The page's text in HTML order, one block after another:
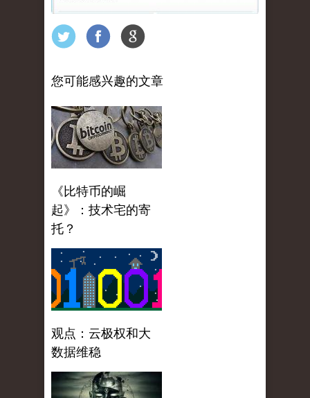
您可能感兴趣的文章
《比特币的崛
起》：技术宅的寄
托？
观点：云极权和大
数据维稳